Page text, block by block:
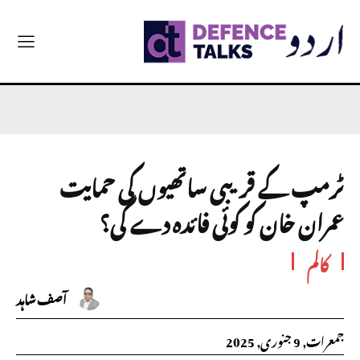
ٹرمپ کے قریبی ساتھیوں کی حمایت
عمران خان کو کوئی فائدہ دے گی؟
کالم
آصف شاہد
جمعرات, 9 جنوری, 2025